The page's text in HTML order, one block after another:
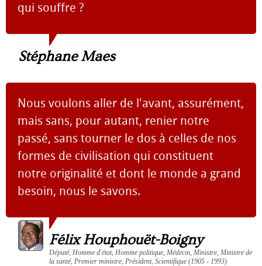
qui souffre ?
Stéphane Maes
Nous voulons aller de l'avant, assurément,
mais sans, pour autant, renier notre
passé, sans tourner le dos à celles de nos
formes de civilisation qui constituent
notre originalité et dont le monde a grand
besoin, nous le savons.
Félix Houphouët-Boigny
Député, Homme d'état, Homme politique, Médecin, Ministre, Ministre de
la santé, Premier ministre, Président, Scientifique (1905 - 1993)